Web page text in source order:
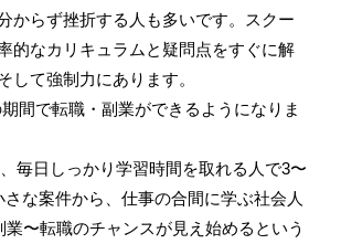
からず挫折する人も多いです。スクー
的なカリキュラムと疑問点をすぐに解
して強制力にあります。
間で転職・副業ができるようになりま
毎日しっかり学習時間を取れる人で3〜
な案件から、仕事の合間に学ぶ社会人
業〜転職のチャンスが見え始めるという